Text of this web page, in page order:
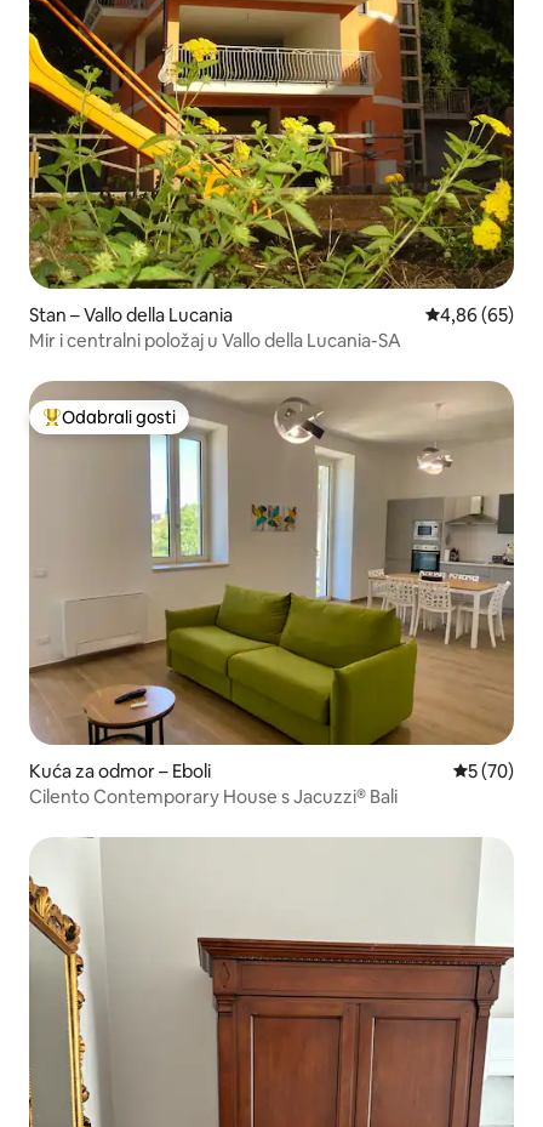
Stan – Vallo della Lucania Prosječna
4,86 (65)
Mir i centralni položaj u Vallo della Lucania-SA
Među najviše rangiranima s oznakom „Odabrali gosti”
Odabrali gosti
Kuća za odmor – Eboli Prosječna
5 (70)
Cilento Contemporary House s Jacuzzi® Bali